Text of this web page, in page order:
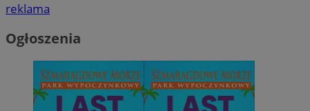
reklama
Ogłoszenia